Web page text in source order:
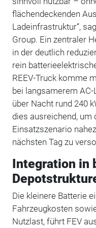
flächendeckenden
Ladeinfrastruktur“,
Group. Ein zentraler
in der deutlich
rein
REEV-Truck komme
bei langsamerem
über Nacht rund 240
dies ausreichend, um
Einsatzszenario
nächsten Tag zu
Integration in
Die kleinere Batterie
Fahrzeugkosten
Nutzlast, führt FEV